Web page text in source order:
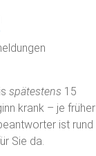
spätestens 15
krank – je früher
ist rund
Sie da.